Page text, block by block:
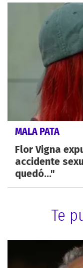
MALA PATA
Flor Vigna
accidente
quedó..."
Te